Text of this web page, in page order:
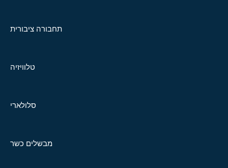
תחבורה ציבורית
טלוויזיה
סלולארי
מבשלים כשר